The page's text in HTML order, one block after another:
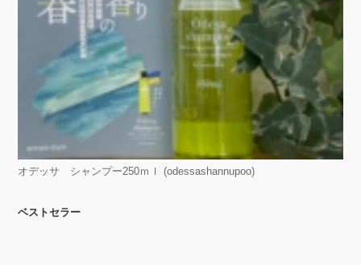
オデッサ シャンプー250ｍｌ (odessashannupoo)
ベストセラー